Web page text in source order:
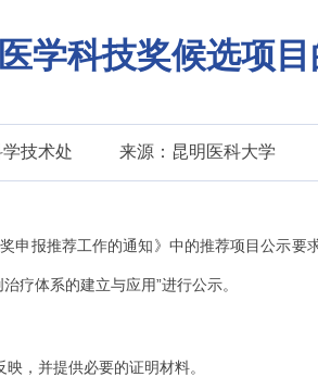
学科技奖候选项目
技术处 来源：昆明医科大学
申报推荐工作的通知》中的推荐项目公示要
疗体系的建立与应用”进行公示。
，并提供必要的证明材料。